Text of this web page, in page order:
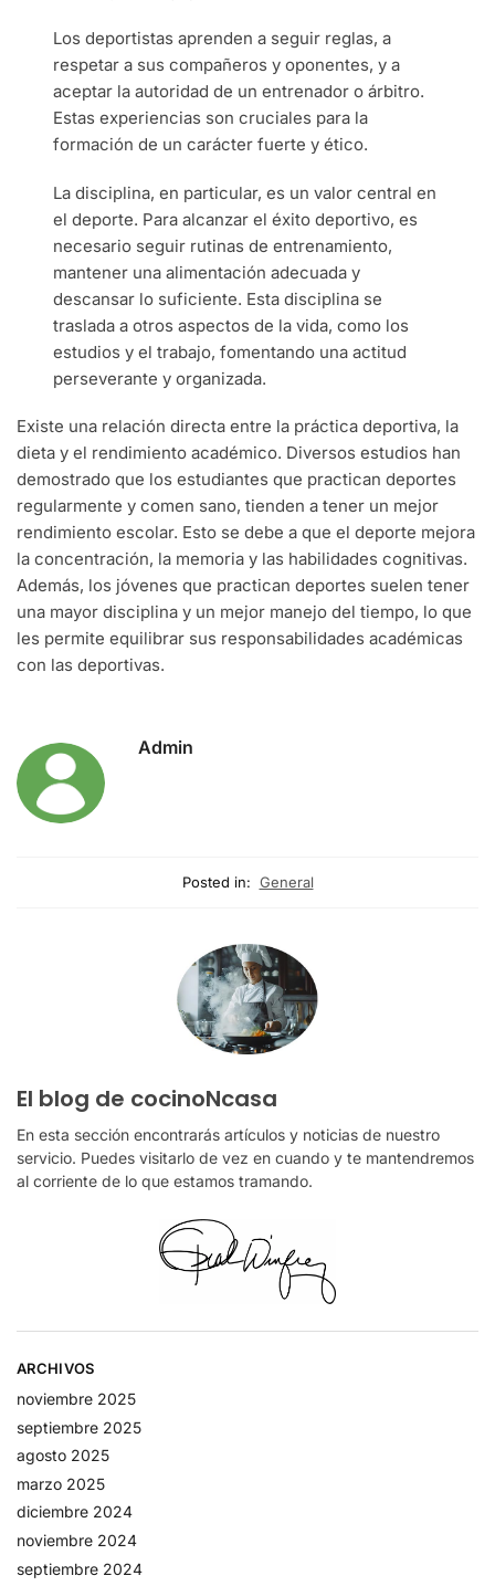
Los deportistas aprenden a seguir reglas, a
respetar a sus compañeros y oponentes, y a
aceptar la autoridad de un entrenador o árbitro.
Estas experiencias son cruciales para la
formación de un carácter fuerte y ético.
La disciplina, en particular, es un valor central en
el deporte. Para alcanzar el éxito deportivo, es
necesario seguir rutinas de entrenamiento,
mantener una alimentación adecuada y
descansar lo suficiente. Esta disciplina se
traslada a otros aspectos de la vida, como los
estudios y el trabajo, fomentando una actitud
perseverante y organizada.
Existe una relación directa entre la práctica deportiva, la
dieta y el rendimiento académico. Diversos estudios han
demostrado que los estudiantes que practican deportes
regularmente y comen sano, tienden a tener un mejor
rendimiento escolar. Esto se debe a que el deporte mejora
la concentración, la memoria y las habilidades cognitivas.
Además, los jóvenes que practican deportes suelen tener
una mayor disciplina y un mejor manejo del tiempo, lo que
les permite equilibrar sus responsabilidades académicas
con las deportivas.
Admin
Posted in: General
El blog de cocinoNcasa
En esta sección encontrarás artículos y noticias de nuestro
servicio. Puedes visitarlo de vez en cuando y te mantendremos
al corriente de lo que estamos tramando.
ARCHIVOS
noviembre 2025
septiembre 2025
agosto 2025
marzo 2025
diciembre 2024
noviembre 2024
septiembre 2024